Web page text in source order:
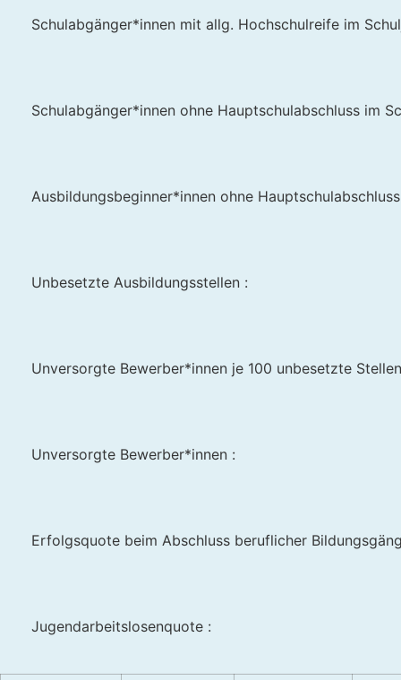
Schulabgänger*innen mit allg. Hochschulreife im
Schulabgänger*innen ohne Hauptschulabschluss im
Ausbildungsbeginner*innen ohne
Unbesetzte Ausbildungsstellen :
Unversorgte Bewerber*innen je 100 unbesetzte
Unversorgte Bewerber*innen :
Erfolgsquote beim Abschluss beruflicher
Jugendarbeitslosenquote :